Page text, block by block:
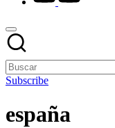
Subscribe
españa